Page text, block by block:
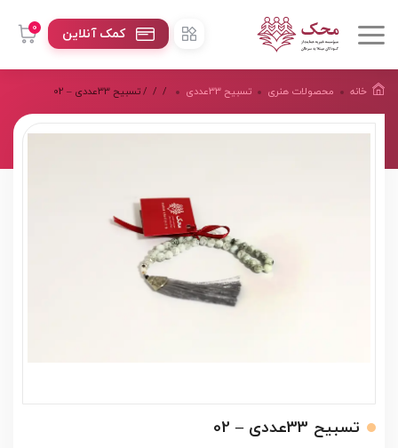
0 کمک آنلاین
خانه / محصولات هنرى / تسبیح 33عددی / تسبیح 33عددی – 02
تسبیح 33عددی – 02